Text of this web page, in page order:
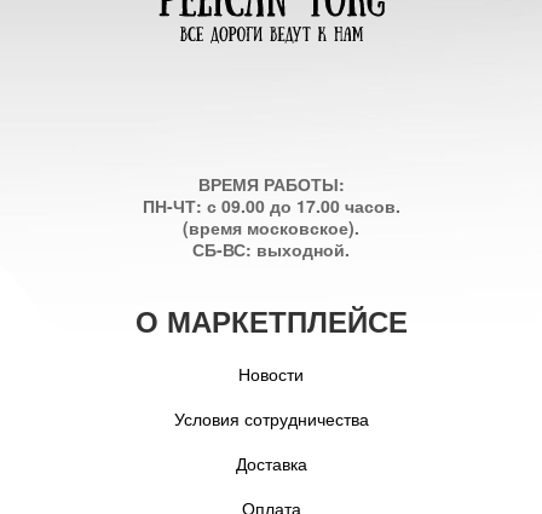
ВРЕМЯ РАБОТЫ:
ПН-ЧТ: с 09.00 до 17.00 часов.
(время московское).
СБ-ВС: выходной.
О МАРКЕТПЛЕЙСЕ
Новости
Условия сотрудничества
Доставка
Оплата